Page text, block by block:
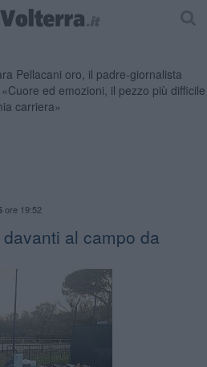
ore 19:52
al campo da